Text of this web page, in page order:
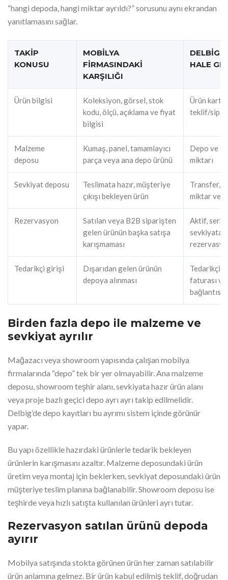
“hangi depoda, hangi miktar ayrıldı?” sorusunu aynı ekrandan
yanıtlamasını sağlar.
TAKIP
KONUSU
MOBILYA
FIRMASINDAKI
KARŞILIĞI
HALE
Ürün bilgisi
Koleksiyon, görsel, stok
kodu, ölçü, açıklama ve fiyat
bilgisi
Ürün kartı,
teklif/
Malzeme
deposu
Kumaş, panel, tamamlayıcı
parça veya ana depo ürünü
Depo ve
miktarı
Sevkiyat deposu
Teslimata hazır, müşteriye
çıkışı bekleyen ürün
Transfer,
miktar ve
Rezervasyon
Satılan veya B2B siparişten
gelen ürünün başka satışa
karışmaması
Aktif,
sevkiyata
Tedarikçi girişi
Dışarıdan gelen ürünün
depoya alınması
Tedarikçi
faturası
bağlantısı
Birden fazla depo ile malzeme ve
sevkiyat ayrılır
Mağazacı veya showroom yapısında çalışan mobilya
firmalarında “depo” tek bir yer olmayabilir. Ana malzeme
deposu, showroom teşhir alanı, sevkiyata hazır ürün alanı
veya proje bazlı geçici depo ayrı ayrı takip edilmelidir.
Delbig’de depo kayıtları bu ayrımı sistem içinde görünür
yapar.
Bu yapı özellikle hazırdaki ürünlerle tedarik bekleyen
ürünlerin karışmasını azaltır. Malzeme deposundaki ürün
üretim veya montaj için beklerken, sevkiyat deposundaki ürün
müşteriye teslim planına bağlanabilir. Showroom deposu ise
teşhirde veya hızlı satışta kullanılan ürünleri ayrı tutar.
Rezervasyon satılan ürünü depoda
ayırır
Mobilya satışında stokta görünen ürün her zaman satılabilir
ürün anlamına gelmez. Bir ürün kabul edilmiş teklif, doğrudan